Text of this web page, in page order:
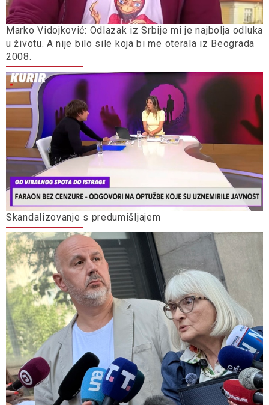
Marko Vidojković: Odlazak iz Srbije mi je najbolja odluka
u životu. A nije bilo sile koja bi me oterala iz Beograda
2008.
Skandalizovanje s predumišljajem